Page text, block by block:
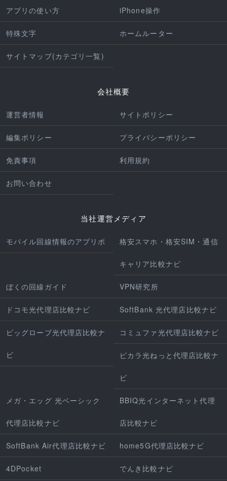
アプリの使い方 iPhone操作
特殊文字 ホームルーター
サイトマップ(カテゴリ一覧)
会社概要
運営者情報 サイトポリシー
編集ポリシー プライバシーポリシー
免責事項 利用規約
お問い合わせ
当社運営メディア
モバイル回線情報のアプリポ 格安スマホ・格安SIM・通信
キャリア比較ナビ
ぼくの回線ガイド VPN研究所
ドコモ光代理店比較ナビ SoftBank 光代理店比較ナビ
ビッグローブ光代理店比較ナ
ビ
コミュファ光代理店比較ナビ
ピカラ光ねっと代理店比較ナ
ビ
メガ・エッグ 光ベーシック
代理店比較ナビ
BBIQ光インターネット代理
店比較ナビ
SoftBank Air代理店比較ナビ home5G代理店比較ナビ
4DPocket でんき比較ナビ